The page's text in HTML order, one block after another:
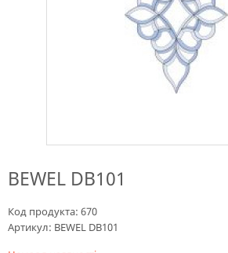
BEWEL DB101
Код продукта: 670
Артикул: BEWEL DB101